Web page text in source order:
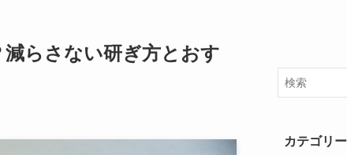
らさない研ぎ方とおす
カテゴリー